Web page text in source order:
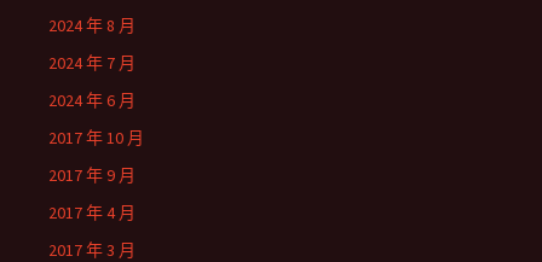
2024 年 8 月
2024 年 7 月
2024 年 6 月
2017 年 10 月
2017 年 9 月
2017 年 4 月
2017 年 3 月